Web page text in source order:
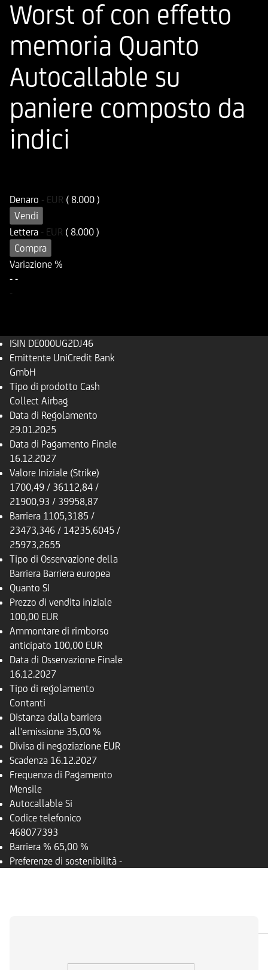
Worst of con effetto
memoria Quanto
Autocallable su
paniere composto da
indici
Denaro - EUR ( 8.000 )
Vendi
Lettera - EUR ( 8.000 )
Compra
Variazione %
- -
-
ISIN DE000UG2DJ46
Emittente UniCredit Bank
GmbH
Tipo di prodotto Cash
Collect Airbag
Data di Regolamento
29.01.2025
Data di Pagamento Finale
16.12.2027
Valore Iniziale (Strike)
1700,49 / 36112,84 /
21900,93 / 39958,87
Barriera 1105,3185 /
23473,346 / 14235,6045 /
25973,2655
Tipo di Osservazione della
Barriera Barriera europea
Quanto SI
Prezzo di vendita iniziale
100,00 EUR
Ammontare di rimborso
anticipato 100,00 EUR
Data di Osservazione Finale
16.12.2027
Tipo di regolamento
Contanti
Distanza dalla barriera
all'emissione 35,00 %
Divisa di negoziazione EUR
Scadenza 16.12.2027
Frequenza di Pagamento
Mensile
Autocallable Si
Codice telefonico
468077393
Barriera % 65,00 %
Preferenze di sostenibilità -